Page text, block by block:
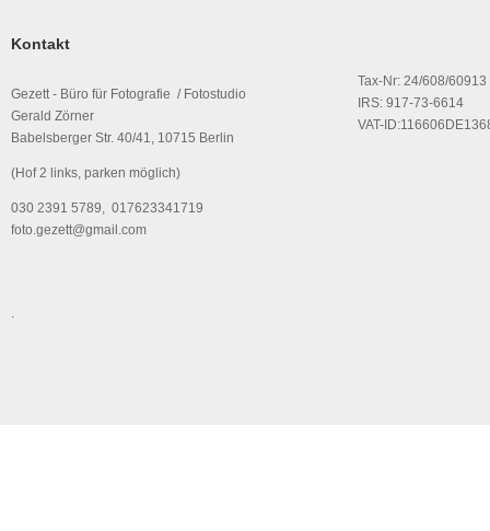
Kontakt
Gezett - Büro für Fotografie / Fotostudio
Gerald Zörner
Babelsberger Str. 40/41, 10715 Berlin
(Hof 2 links, parken möglich)
030 2391 5789, 017623341719
foto.gezett@gmail.com
Tax-Nr: 24/608/60913
IRS: 917-73-6614
VAT-
.